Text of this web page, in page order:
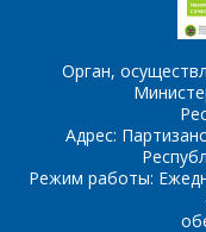
Орган,
Адрес:
Режим работы:
*-
*-